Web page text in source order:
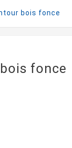
bois fonce
fonce